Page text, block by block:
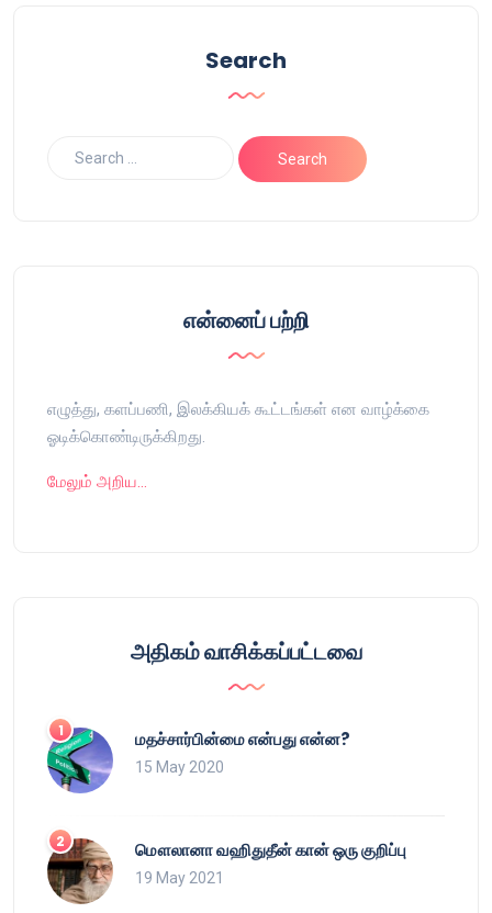
Search
என்னைப் பற்றி
எழுத்து, களப்பணி, இலக்கியக் கூட்டங்கள் என வாழ்க்கை
ஓடிக்கொண்டிருக்கிறது.
மேலும் அறிய…
அதிகம் வாசிக்கப்பட்டவை
மதச்சார்பின்மை என்பது என்ன?
15 May 2020
மௌலானா வஹிதுதீன் கான் ஒரு குறிப்பு
19 May 2021